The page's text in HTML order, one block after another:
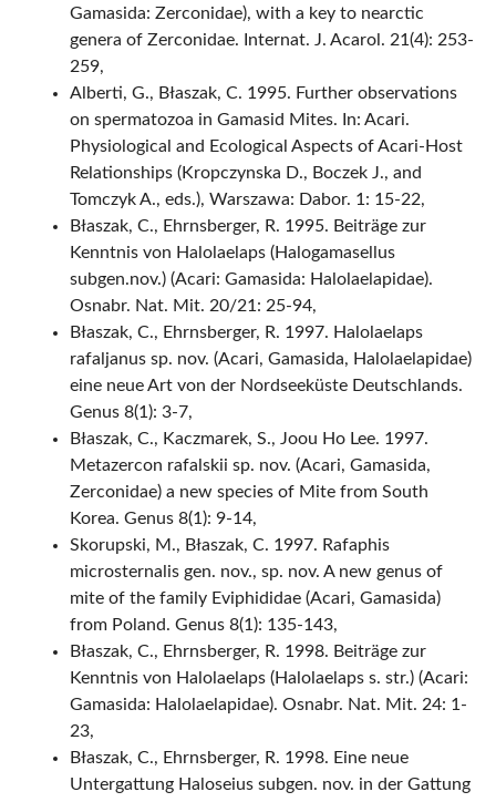
Gamasida: Zerconidae), with a key to nearctic
genera of Zerconidae. Internat. J. Acarol. 21(4): 253-
259,
Alberti, G., Błaszak, C. 1995. Further observations
on spermatozoa in Gamasid Mites. In: Acari.
Physiological and Ecological Aspects of Acari-Host
Relationships (Kropczynska D., Boczek J., and
Tomczyk A., eds.), Warszawa: Dabor. 1: 15-22,
Błaszak, C., Ehrnsberger, R. 1995. Beiträge zur
Kenntnis von Halolaelaps (Halogamasellus
subgen.nov.) (Acari: Gamasida: Halolaelapidae).
Osnabr. Nat. Mit. 20/21: 25-94,
Błaszak, C., Ehrnsberger, R. 1997. Halolaelaps
rafaljanus sp. nov. (Acari, Gamasida, Halolaelapidae)
eine neue Art von der Nordseeküste Deutschlands.
Genus 8(1): 3-7,
Błaszak, C., Kaczmarek, S., Joou Ho Lee. 1997.
Metazercon rafalskii sp. nov. (Acari, Gamasida,
Zerconidae) a new species of Mite from South
Korea. Genus 8(1): 9-14,
Skorupski, M., Błaszak, C. 1997. Rafaphis
microsternalis gen. nov., sp. nov. A new genus of
mite of the family Eviphididae (Acari, Gamasida)
from Poland. Genus 8(1): 135-143,
Błaszak, C., Ehrnsberger, R. 1998. Beiträge zur
Kenntnis von Halolaelaps (Halolaelaps s. str.) (Acari:
Gamasida: Halolaelapidae). Osnabr. Nat. Mit. 24: 1-
23,
Błaszak, C., Ehrnsberger, R. 1998. Eine neue
Untergattung Haloseius subgen. nov. in der Gattung